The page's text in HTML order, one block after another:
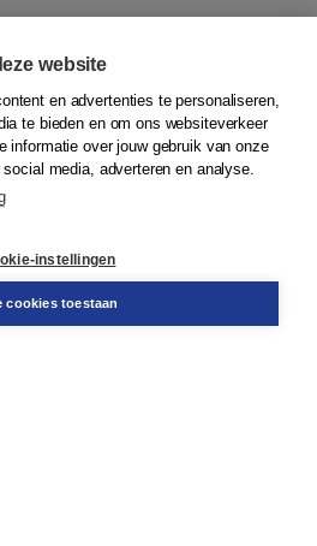
website
en advertenties te personaliseren,
te bieden en om ons websiteverkeer
informatie over jouw gebruik van onze
media, adverteren en analyse.
instellingen
cookies toestaan